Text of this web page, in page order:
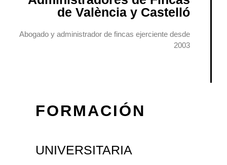
de València y Castelló
Abogado y administrador de fincas ejerciente desde
2003
FORMACIÓN
UNIVERSITARIA